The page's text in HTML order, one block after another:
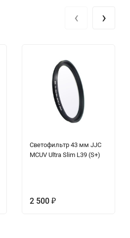
Светофильтр 43 мм JJC
MCUV Ultra Slim L39 (S+)
2 500 ₽
‹ ›